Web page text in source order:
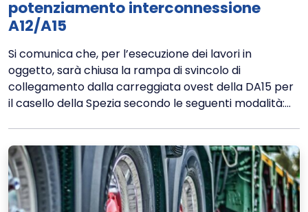
potenziamento interconnessione
A12/A15
Si comunica che, per l’esecuzione dei lavori in
oggetto, sarà chiusa la rampa di svincolo di
collegamento dalla carreggiata ovest della DA15 per
il casello della Spezia secondo le seguenti modalità:...